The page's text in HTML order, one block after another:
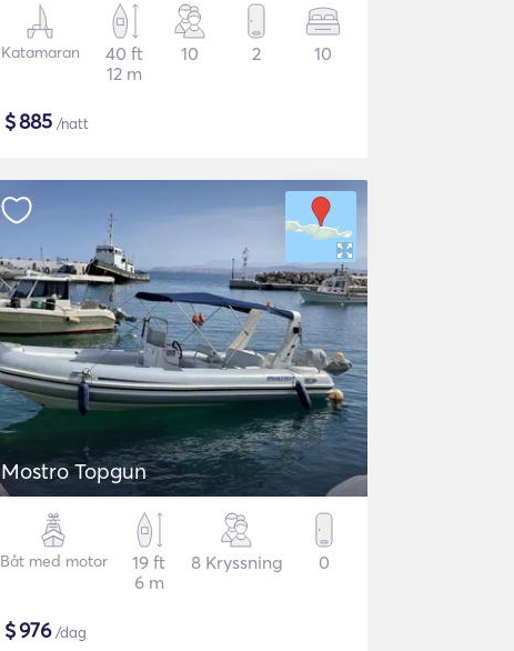
Katamaran
40 ft
12 m
10 2 10
$885 /natt
Mostro Topgun
Båt med motor
19 ft
6 m
8 Kryssning 0
$976/dag